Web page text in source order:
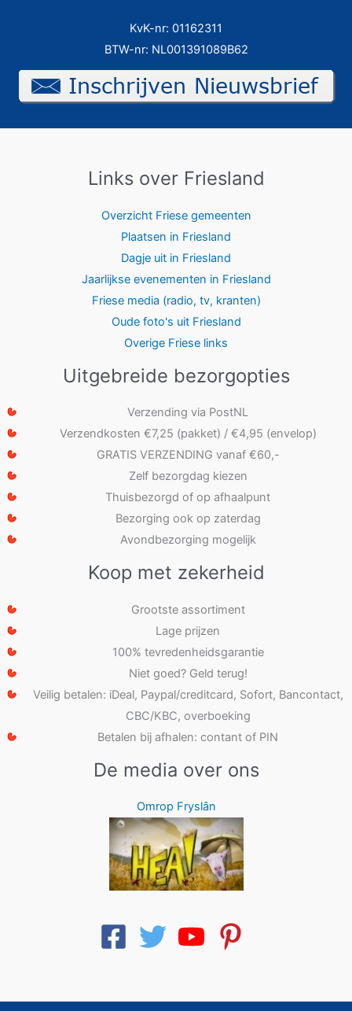
KvK-nr: 01162311
BTW-nr: NL001391089B62
Links over Friesland
Overzicht Friese gemeenten
Plaatsen in Friesland
Dagje uit in Friesland
Jaarlijkse evenementen in Friesland
Friese media (radio, tv, kranten)
Oude foto's uit Friesland
Overige Friese links
Uitgebreide bezorgopties
Verzending via PostNL
Verzendkosten €7,25 (pakket) / €4,95 (envelop)
GRATIS VERZENDING vanaf €60,-
Zelf bezorgdag kiezen
Thuisbezorgd of op afhaalpunt
Bezorging ook op zaterdag
Avondbezorging mogelijk
Koop met zekerheid
Grootste assortiment
Lage prijzen
100% tevredenheidsgarantie
Niet goed? Geld terug!
Veilig betalen: iDeal, Paypal/creditcard, Sofort, Bancontact,
CBC/KBC, overboeking
Betalen bij afhalen: contant of PIN
De media over ons
Omrop Fryslân